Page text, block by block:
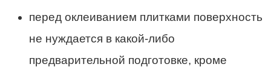
перед оклеиванием плитками поверхность
не нуждается в какой-либо
предварительной подготовке, кроме